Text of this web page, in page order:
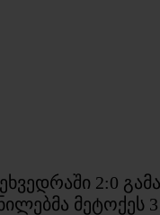
2:0
მეტოქეს 3